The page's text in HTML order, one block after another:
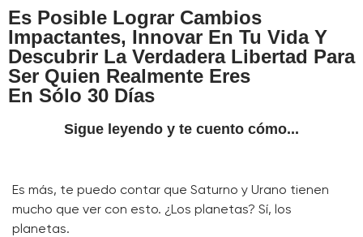
Es Posible Lograr Cambios
Impactantes, Innovar En Tu Vida Y
Descubrir La Verdadera Libertad Para
Ser Quien Realmente Eres
En Sólo 30 Días
Sigue leyendo y te cuento cómo...
Es más, te puedo contar que Saturno y Urano tienen
mucho que ver con esto. ¿Los planetas? Sí, los
planetas.